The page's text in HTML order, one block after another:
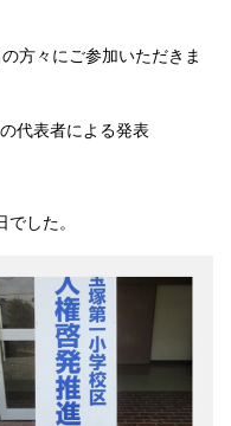
方々にご参加いただきま
代表者による発表
した。